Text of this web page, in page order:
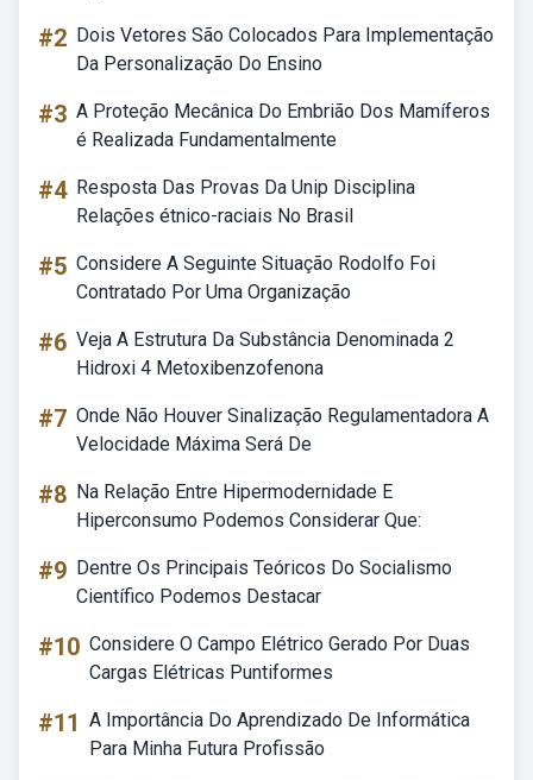
#2 Dois Vetores São Colocados Para Implementação
Da Personalização Do Ensino
#3 A Proteção Mecânica Do Embrião Dos Mamíferos
é Realizada Fundamentalmente
#4 Resposta Das Provas Da Unip Disciplina
Relações étnico-raciais No Brasil
#5 Considere A Seguinte Situação Rodolfo Foi
Contratado Por Uma Organização
#6 Veja A Estrutura Da Substância Denominada 2
Hidroxi 4 Metoxibenzofenona
#7 Onde Não Houver Sinalização Regulamentadora A
Velocidade Máxima Será De
#8 Na Relação Entre Hipermodernidade E
Hiperconsumo Podemos Considerar Que:
#9 Dentre Os Principais Teóricos Do Socialismo
Científico Podemos Destacar
#10 Considere O Campo Elétrico Gerado Por Duas
Cargas Elétricas Puntiformes
#11 A Importância Do Aprendizado De Informática
Para Minha Futura Profissão